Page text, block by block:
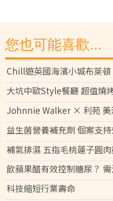
您也可能喜歡...
Chill遊英國海濱小城布萊頓
大坑中歐Style餐廳 超值燒
Johnnie Walker × 利苑 美
益生菌營養補充劑 個案支
補氣排濕 五指毛桃蓮子圓
飲蘋果醋有效控制糖尿？
科技縮短行業壽命